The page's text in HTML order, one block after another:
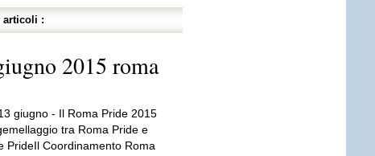
articoli :
2015 roma
giugno - Il Roma Pride 2015
tra Roma Pride e
PrideIl Coordinamento Roma